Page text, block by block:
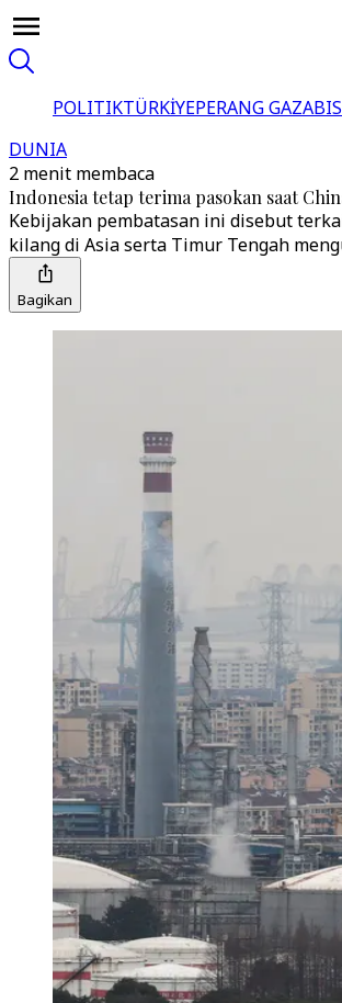
POLITIKTÜRKİYEPERANG GAZA
DUNIA
2 menit membaca
Indonesia tetap terima pasokan saat
Kebijakan pembatasan ini disebut
kilang di Asia serta Timur Tengah
Bagikan